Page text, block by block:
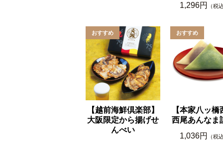
1,296円
（税
【越前海鮮倶楽部】
大阪限定から揚げせ
んべい
【本家八ッ橋
西尾あんなま
1,036円
（税